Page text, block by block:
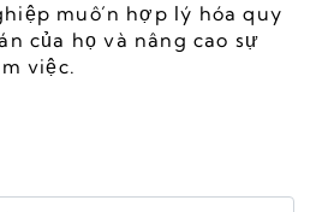
muốn hợp lý hóa quy
của họ và nâng cao sự
việc.